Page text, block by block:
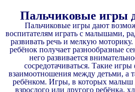
Пальчиковые игры
Пальчиковые игры дают
воспитателям играть с малышами,
развивать речь и мелкую
ребёнок получает разнообразные
него развивается
сосредотачиваться. Такие
взаимоотношения между детьми, а
ребёнком. Игры, в которых малыш
взрослого или другого ребёнка,